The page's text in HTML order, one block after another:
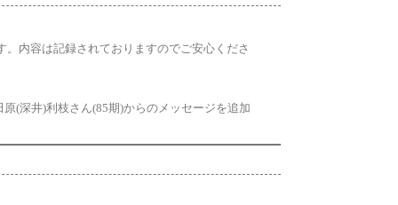
。内容は記録されておりますのでご安心くださ
(深井)利枝さん(85期)からのメッセージを追加